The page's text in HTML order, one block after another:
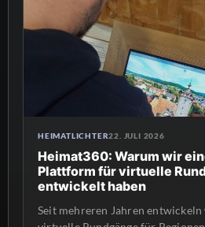
HEIMATLICHTER22. JULI 2026
Heimat360: Warum wir
Plattform für virtuelle
entwickelt haben
Seit mehreren Jahren